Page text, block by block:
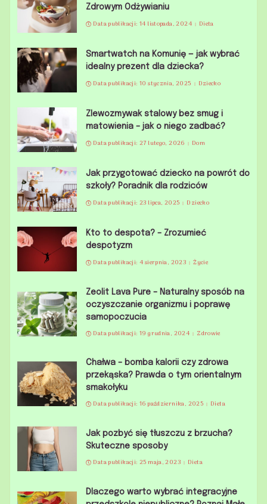
Zdrowym Odżywianiu
Data publikacji: 14 listopada, 2024 Dieta
Smartwatch na Komunię — jak wybrać
idealny prezent dla dziecka?
Data publikacji: 10 stycznia, 2025 Dziecko
Zlewozmywak stalowy bez smug i
matowienia – jak o niego zadbać?
Data publikacji: 27 lutego, 2026 Dom
Jak przygotować dziecko na powrót do
szkoły? Poradnik dla rodziców
Data publikacji: 23 lipca, 2025 Dziecko
Kto to despota? – Zrozumieć
despotyzm
Data publikacji: 4 sierpnia, 2023 Życie
Zeolit Lava Pure – Naturalny sposób na
oczyszczanie organizmu i poprawę
samopoczucia
Data publikacji: 19 grudnia, 2024 Zdrowie
Chałwa – bomba kalorii czy zdrowa
przekąska? Prawda o tym orientalnym
smakołyku
Data publikacji: 16 października, 2025 Dieta
Jak pozbyć się tłuszczu z brzucha?
Skuteczne sposoby
Data publikacji: 25 maja, 2023 Dieta
Dlaczego warto wybrać integracyjne